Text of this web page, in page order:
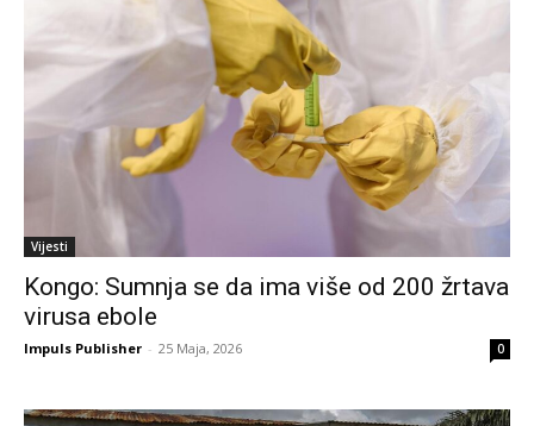
Vijesti
Kongo: Sumnja se da ima više od 200 žrtava
virusa ebole
Impuls Publisher - 25 Maja, 2026 0